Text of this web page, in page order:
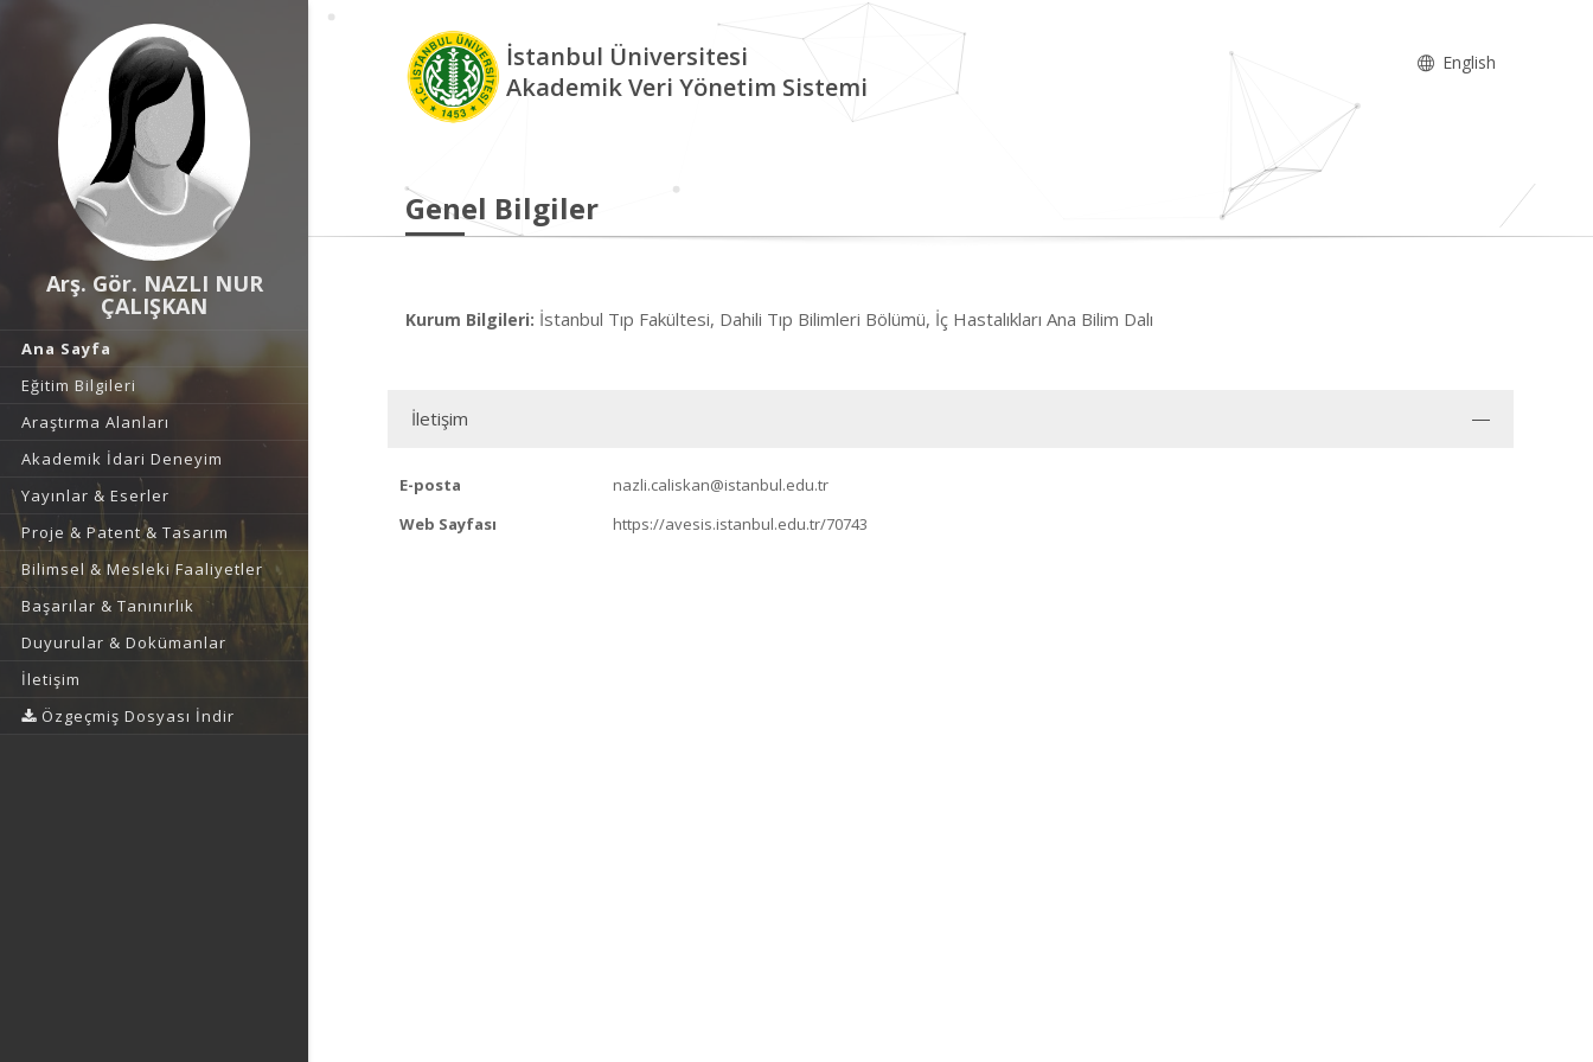
Arş. Gör. NAZLI NUR
ÇALIŞKAN
Ana Sayfa
Eğitim Bilgileri
Araştırma Alanları
Akademik İdari Deneyim
Yayınlar & Eserler
Proje & Patent & Tasarım
Bilimsel & Mesleki Faaliyetler
Başarılar & Tanınırlık
Duyurular & Dokümanlar
İletişim
Özgeçmiş Dosyası İndir
İstanbul Üniversitesi
Akademik Veri Yönetim Sistemi
English
Genel Bilgiler
Kurum Bilgileri: İstanbul Tıp Fakültesi, Dahili Tıp Bilimleri Bölümü, İç Hastalıkları Ana Bilim Dalı
İletişim
E-posta
nazli.caliskan@istanbul.edu.tr
Web Sayfası
https://avesis.istanbul.edu.tr/70743